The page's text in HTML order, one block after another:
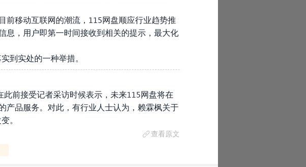
前移动互联网的潮流，115网盘顺应行业趋势推
息，用户即第一时间接收到相关的提示，最大化
到实处的一种举措。
前接受记者采访时候表示，未来115网盘将在
产品服务。对此，有行业人士认为，赖霖枫关于
。
查看原文